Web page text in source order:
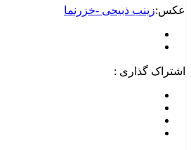
عکس:زینب ذبیحی -خزرنما
اشتراک گذاری :